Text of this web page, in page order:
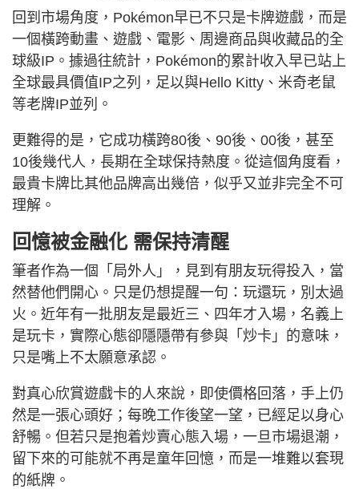
回到市場角度，Pokémon早已不只是卡牌遊戲，而是
一個橫跨動畫、遊戲、電影、周邊商品與收藏品的全
球級IP。據過往統計，Pokémon的累計收入早已站上
全球最具價值IP之列，足以與Hello Kitty、米奇老鼠
等老牌IP並列。
更難得的是，它成功橫跨80後、90後、00後，甚至
10後幾代人，長期在全球保持熱度。從這個角度看，
最貴卡牌比其他品牌高出幾倍，似乎又並非完全不可
理解。
回憶被金融化 需保持清醒
筆者作為一個「局外人」，見到有朋友玩得投入，當
然替他們開心。只是仍想提醒一句：玩還玩，別太過
火。近年有一批朋友是最近三、四年才入場，名義上
是玩卡，實際心態卻隱隱帶有參與「炒卡」的意味，
只是嘴上不太願意承認。
對真心欣賞遊戲卡的人來說，即使價格回落，手上仍
然是一張心頭好；每晚工作後望一望，已經足以身心
舒暢。但若只是抱着炒賣心態入場，一旦市場退潮，
留下來的可能就不再是童年回憶，而是一堆難以套現
的紙牌。